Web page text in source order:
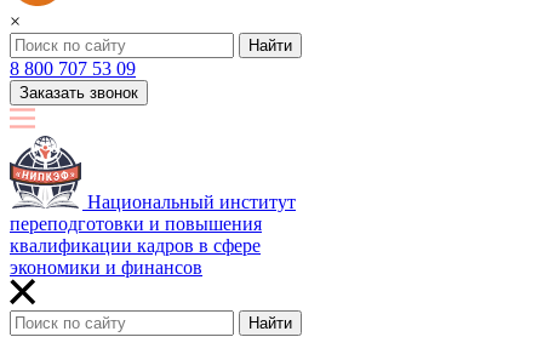
×
Найти
8 800 707 53 09
Заказать звонок
Национальный институт
переподготовки и повышения
квалификации кадров в сфере
экономики и финансов
Найти